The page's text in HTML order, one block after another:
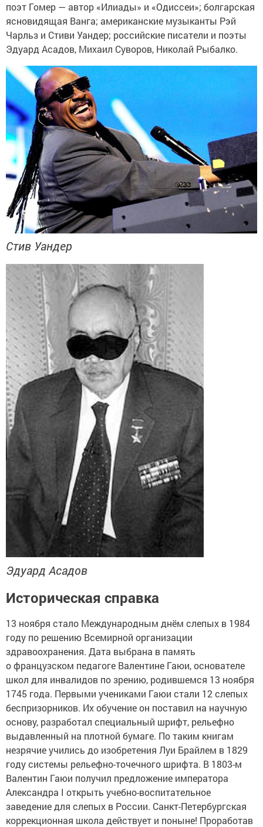
поэт Гомер — автор «Илиады» и «Одиссеи»; болгарская
ясновидящая Ванга; американские музыканты Рэй
Чарльз и Стиви Уандер; российские писатели и поэты
Эдуард Асадов, Михаил Суворов, Николай Рыбалко.
Стив Уандер
Эдуард Асадов
Историческая справка
13 ноября стало Международным днём слепых в 1984
году по решению Всемирной организации
здравоохранения. Дата выбрана в память
о французском педагоге Валентине Гаюи, основателе
школ для инвалидов по зрению, родившемся 13 ноября
1745 года. Первыми учениками Гаюи стали 12 слепых
беспризорников. Их обучение он поставил на научную
основу, разработал специальный шрифт, рельефно
выдавленный на плотной бумаге. По таким книгам
незрячие учились до изобретения Луи Брайлем в 1829
году системы рельефно-точечного шрифта. В 1803-м
Валентин Гаюи получил предложение императора
Александра I открыть учебно-воспитательное
заведение для слепых в России. Санкт-Петербургская
коррекционная школа действует и поныне! Проработав